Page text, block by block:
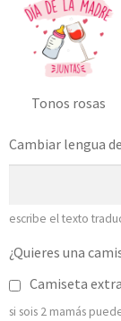
Tonos rosas
Cambiar lengua
escribe el texto
¿Quieres una
Camiseta extra
si sois 2 mamás